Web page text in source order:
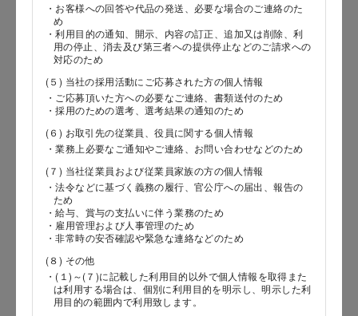
・お客様への回答や代品の発送、必要な場合のご連絡のた
め
・利用目的の通知、開示、内容の訂正、追加又は削除、利
用の停止、消去及び第三者への提供停止などのご請求への
対応のため
(５) 当社の採用活動にご応募された方の個人情報
・ご応募頂いた方への必要なご連絡、書類送付のため
・採用のための選考、選考結果の通知のため
(６) お取引先の従業員、役員に関する個人情報
・業務上必要なご通知やご連絡、お問い合わせなどのため
(７) 当社従業員および従業員家族の方の個人情報
・法令などに基づく義務の履行、官公庁への届出、報告の
ため
・給与、賞与の支払いに伴う業務のため
・雇用管理および人事管理のため
・非常時の安否確認や緊急な連絡などのため
(８) その他
・(１)～(７)に記載した利用目的以外で個人情報を取得また
は利用する場合は、個別に利用目的を明示し、明示した利
用目的の範囲内で利用致します。
郵便番号
都道府県
番地以降